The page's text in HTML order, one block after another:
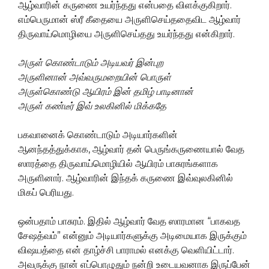
ஆழ்வாரின் கருணை உயர்ந்தது என்பதை விளக்குகிறார்.
எம்பெருமான் ஸ்ரீ கீதையை அருளிசெய்ததைவிட ஆழ்வார்
திருவாய்மொழியை அருளிசெய்தது உயர்ந்தது என்கிறார்.
அருள் கொண்டாடும் அடியவர் இன்புற
அருளினான் அவ்வருமறையின் பொருள்
அருள்கொண்டு ஆயிரம் இன் தமிழ் பாடினான்
அருள் கண்டீர் இவ் உலகினில் மிக்கதே
பகவானைக் கொண்டாடும் அடியார்களின்
ஆனந்தத்துக்காக, ஆழ்வார் தன் பெருங்கருணையால் வேத
ஸாரத்தை திருவாய்மொழியில் ஆயிரம் பாசுரங்களாக
அருளினார். ஆழ்வாரின் இந்தக் கருணை இவ்வுலகினில்
மிகப் பெரியது.
ஒன்பதாம் பாசுரம். இதில் ஆழ்வார் வேத ஸாரமான “பாகவத
சேஷத்வம்” என்னும் அடியார்களுக்கு அடிமையாக இருக்கும்
விஷயத்தை என் தாழ்ச்சி பாராமல் எனக்கு வெளியிட்டார்.
அவருக்கு நான் எப்பொழுதும் நன்றி உடையவனாக இருப்பேன்